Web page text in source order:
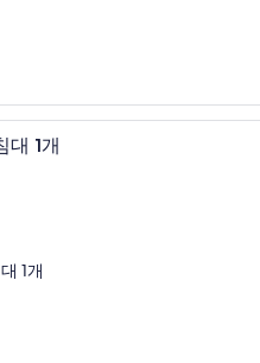
룸, 킹사이즈
대 1개
1개